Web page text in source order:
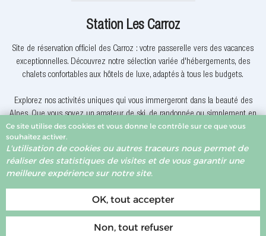
Station Les Carroz
Site de réservation officiel des Carroz : votre passerelle vers des vacances
exceptionnelles. Découvrez notre sélection variée d'hébergements, des
chalets confortables aux hôtels de luxe, adaptés à tous les budgets.
Explorez nos activités uniques qui vous immergeront dans la beauté des
Alpes. Que vous soyez un amateur de ski, de randonnée ou simplement en
quête de détente, nous avons quelque chose pour vous.
Pourquoi réserver avec nous? Nous offrons des offres exclusives, une
assistance client dévouée et la garantie du meilleur prix. Votre expérience
Ce site utilise des cookies et vous donne le contrôle sur ce que vous
souhaitez activer.
L'utilisation de cookies ou autres traceurs nous permet de
réaliser des statistiques de visites et de vous garantir une
meilleure expérience sur notre site.
OK, tout accepter
Non, tout refuser